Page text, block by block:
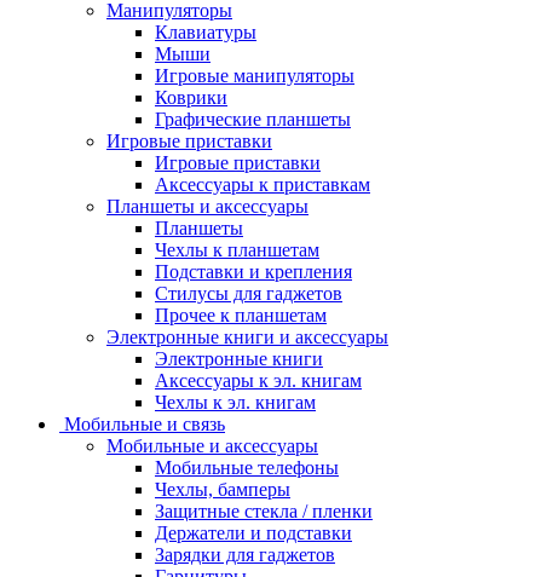
Манипуляторы
Клавиатуры
Мыши
Игровые манипуляторы
Коврики
Графические планшеты
Игровые приставки
Игровые приставки
Аксессуары к приставкам
Планшеты и аксессуары
Планшеты
Чехлы к планшетам
Подставки и крепления
Стилусы для гаджетов
Прочее к планшетам
Электронные книги и аксессуары
Электронные книги
Аксессуары к эл. книгам
Чехлы к эл. книгам
Мобильные и связь
Мобильные и аксессуары
Мобильные телефоны
Чехлы, бамперы
Защитные стекла / пленки
Держатели и подставки
Зарядки для гаджетов